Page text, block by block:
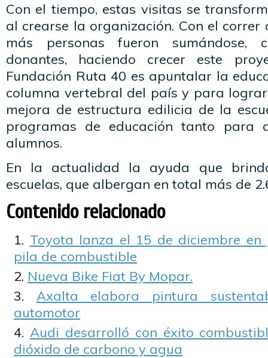
Con el tiempo, estas visitas se
al crearse la organización. Con el correr
más personas fueron sumándose,
donantes, haciendo crecer este
Fundación Ruta 40 es apuntalar la
columna vertebral del país y para
mejora de estructura edilicia de la
programas de educación tanto para
alumnos.
En la actualidad la ayuda que
escuelas, que albergan en total más de
Contenido relacionado
Toyota lanza el 15 de diciembre en
pila de combustible
Nueva Bike Fiat By Mopar.
Axalta elabora pintura
automotor
Audi desarrolló con éxito
dióxido de carbono y agua